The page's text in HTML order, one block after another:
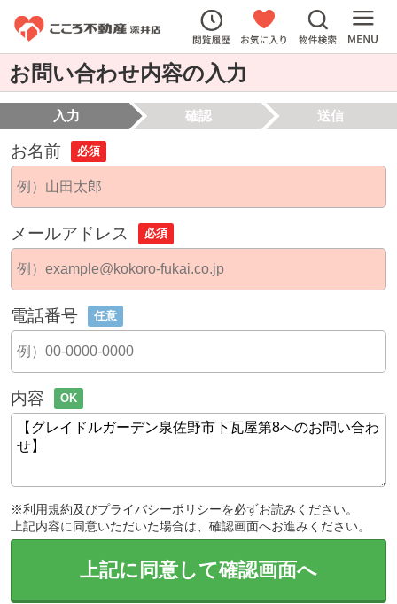
お問い合わせ内容の入力
入力 確認 送信
お名前 必須
メールアドレス 必須
電話番号 任意
内容 OK
※利用規約及びプライバシーポリシーを必ずお読みください。
上記内容に同意いただいた場合は、確認画面へお進みください。
上記に同意して確認画面へ